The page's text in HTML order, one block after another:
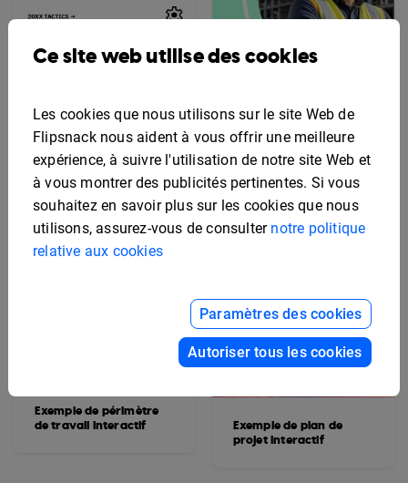
Exemple de plan
Exemple de périmètre
de travail interactif
Exemple de plan de
projet interactif
Ce site web utilise des cookies
Les cookies que nous utilisons sur le site Web de
Flipsnack nous aident à vous offrir une meilleure
expérience, à suivre l'utilisation de notre site Web et
à vous montrer des publicités pertinentes. Si vous
souhaitez en savoir plus sur les cookies que nous
utilisons, assurez-vous de consulter notre politique
relative aux cookies
Paramètres des cookies
Autoriser tous les cookies